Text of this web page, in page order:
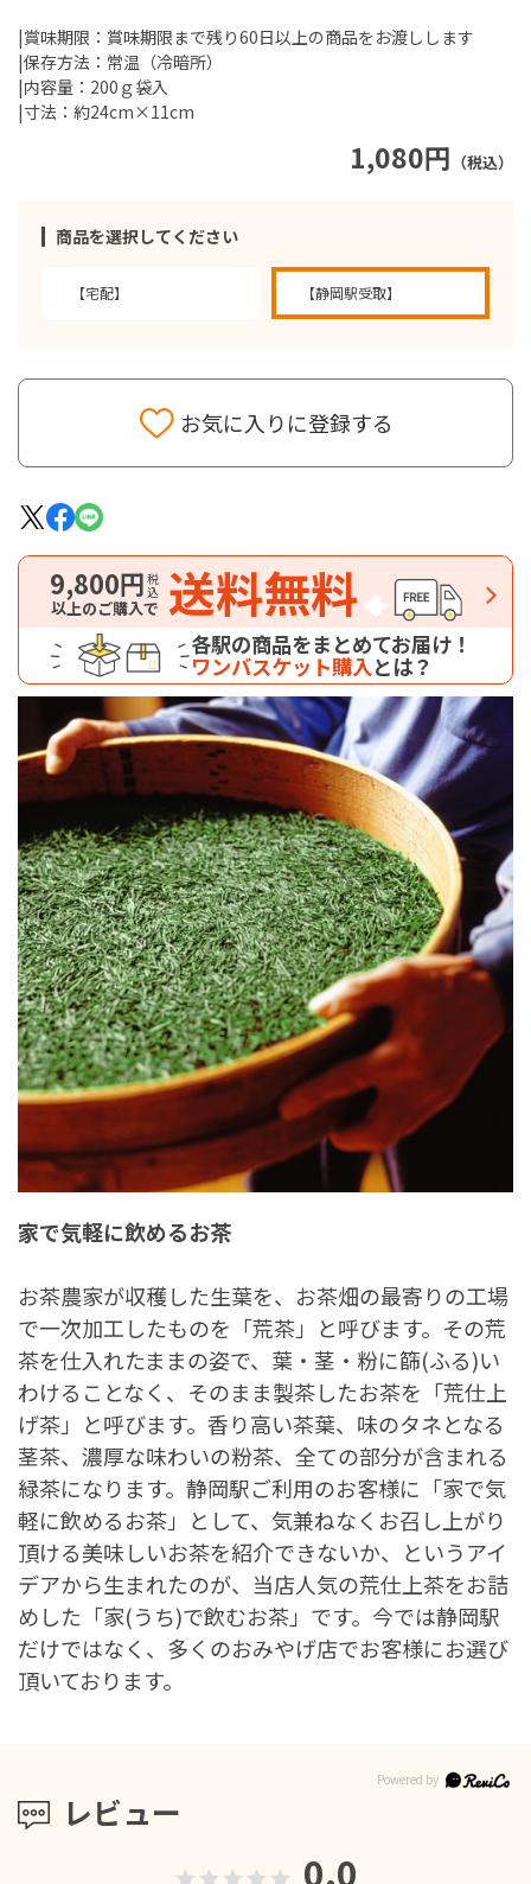
1,080円 （税込）
商品を選択してください
【宅配】 【静岡駅受取】
|賞味期限：賞味期限まで残り60日以上の商品をお渡しします
|保存方法：常温（冷暗所）
|内容量：200ｇ袋入
|寸法：約24cm×11cm
お気に入りに登録する
家で気軽に飲めるお茶
お茶農家が収穫した生葉を、お茶畑の最寄りの工場
で一次加工したものを「荒茶」と呼びます。その荒
茶を仕入れたままの姿で、葉・茎・粉に篩(ふる)い
わけることなく、そのまま製茶したお茶を「荒仕上
げ茶」と呼びます。香り高い茶葉、味のタネとなる
茎茶、濃厚な味わいの粉茶、全ての部分が含まれる
緑茶になります。静岡駅ご利用のお客様に「家で気
軽に飲めるお茶」として、気兼ねなくお召し上がり
頂ける美味しいお茶を紹介できないか、というアイ
デアから生まれたのが、当店人気の荒仕上茶をお詰
めした「家(うち)で飲むお茶」です。今では静岡駅
だけではなく、多くのおみやげ店でお客様にお選び
頂いております。
レビュー
0.0
9,800円税込
以上のご購入で 送料無料
各駅の商品をまとめてお届け！
ワンバスケット購入とは？